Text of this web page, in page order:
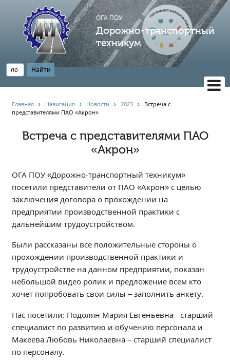
ОГА ПОУ
Дорожно-транспортный
техникум
НАВИГАЦИЯ
Главная
Опрос по качеству образования
Новости
Наблюдательный совет
Информация
Профориентация
Обращения онлайн
Контакты
Региональный центр по профилактике ДДТТ
Учебно-производственный комплекс
Центр карьеры
Противодействие коррупции
Всероссийское чемпионатное движение
Главная › Навигация › Новости ›2023 › Встреча с
представителями ПАО «Акрон»
Встреча с представителями ПАО
«Акрон»
ОГА ПОУ «Дорожно-транспортный техникум»
посетили представители от ПАО «Акрон» с целью
заключения договора о прохождении на
предприятии производственной практики с
дальнейшим трудоустройством.
Были рассказаны все положительные стороны о
прохождении производственной практики и
трудоустройстве на данном предприятии, показан
небольшой видео ролик и предложение всем кто
хочет попробовать свои силы – заполнить анкету.
Нас посетили: Подолян Мария Евгеньевна - старший
специалист по развитию и обучению персонала и
Макеева Любовь Николаевна – старший специалист
по персоналу.